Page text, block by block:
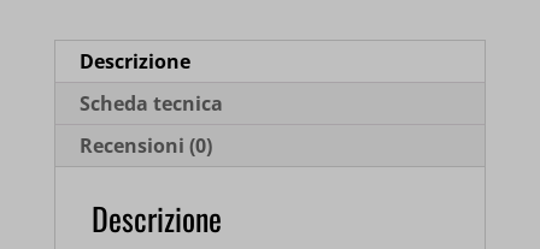
Descrizione
Scheda tecnica
Recensioni (0)
Descrizione